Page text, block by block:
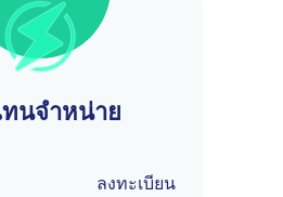
นจำหน่าย
ลงทะเบียน